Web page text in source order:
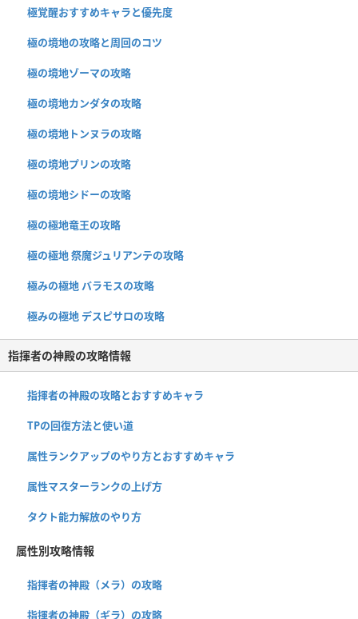
極覚醒おすすめキャラと優先度
極の境地の攻略と周回のコツ
極の境地ゾーマの攻略
極の境地カンダタの攻略
極の境地トンヌラの攻略
極の境地プリンの攻略
極の境地シドーの攻略
極の極地竜王の攻略
極の極地 祭魔ジュリアンテの攻略
極みの極地 バラモスの攻略
極みの極地 デスピサロの攻略
指揮者の神殿の攻略情報
指揮者の神殿の攻略とおすすめキャラ
TPの回復方法と使い道
属性ランクアップのやり方とおすすめキャラ
属性マスターランクの上げ方
タクト能力解放のやり方
属性別攻略情報
指揮者の神殿（メラ）の攻略
指揮者の神殿（ギラ）の攻略